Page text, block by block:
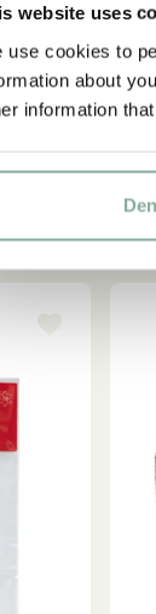
website uses
use cookies to
about
information